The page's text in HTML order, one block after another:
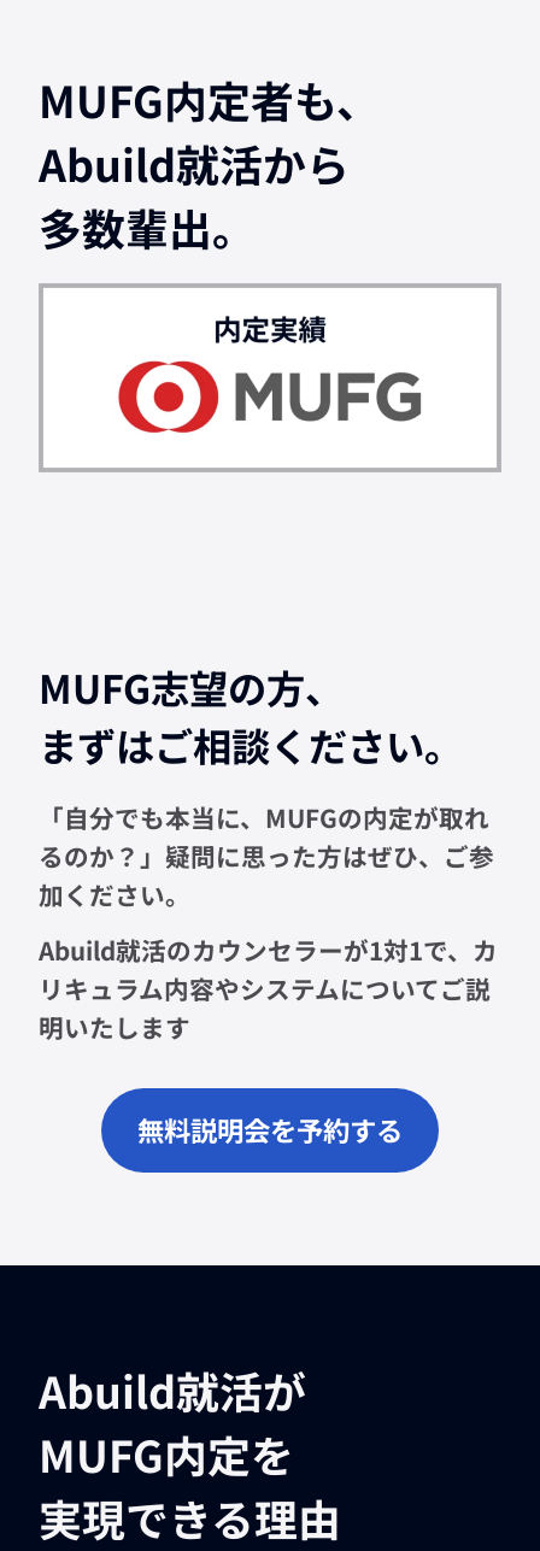
MUFG内定者も、
Abuild就活から
多数輩出。
MUFG志望の方、
まずはご相談ください。
「自分でも本当に、MUFGの内定が取れ
るのか？」疑問に思った方はぜひ、ご参
加ください。
Abuild就活のカウンセラーが1対1で、カ
リキュラム内容やシステムについてご説
明いたします
無料説明会を予約する
Abuild就活が
MUFG内定を
実現できる理由